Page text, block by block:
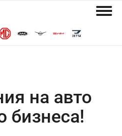
на авто
бизнеса!